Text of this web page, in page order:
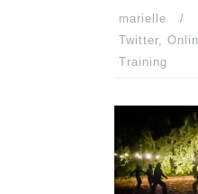
marielle
Twitter
Training